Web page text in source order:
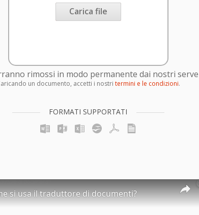
Carica file
rimossi in modo permanente dai nostri
un documento, accetti i nostri termini e le condizioni.
FORMATI SUPPORTATI
si usa il traduttore di documenti?